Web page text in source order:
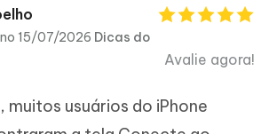
Novo
15/07/2026 Dicas do
Avalie agora!
muitos usuários do iPhone